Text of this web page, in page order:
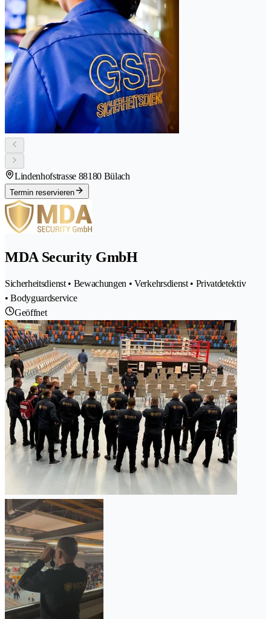
Lindenhofstrasse 88180 Bülach
Termin reservieren
MDA Security GmbH
Sicherheitsdienst • Bewachungen • Verkehrsdienst • Privatdetektiv
• Bodyguardservice
Geöffnet